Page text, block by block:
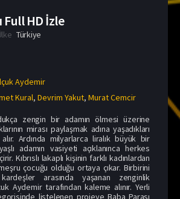
Full HD İzle
Türkiye
Aydemir
Kural, Devrim Yakut, Murat Cemcir
zengin bir adamın ölmesi üzerine
mirası paylaşmak adına yaşadıkları
Ardında milyarlarca liralık büyük bir
adamın vasiyeti açıklanınca herkes
Kıbrıslı lakaplı kişinin farklı kadınlardan
çocuğu olduğu ortaya çıkar. Birbirini
arasında yaşanan zenginlik
Aydemir tarafından kaleme alınır. Yerli
listelenen projeye Baba Parası